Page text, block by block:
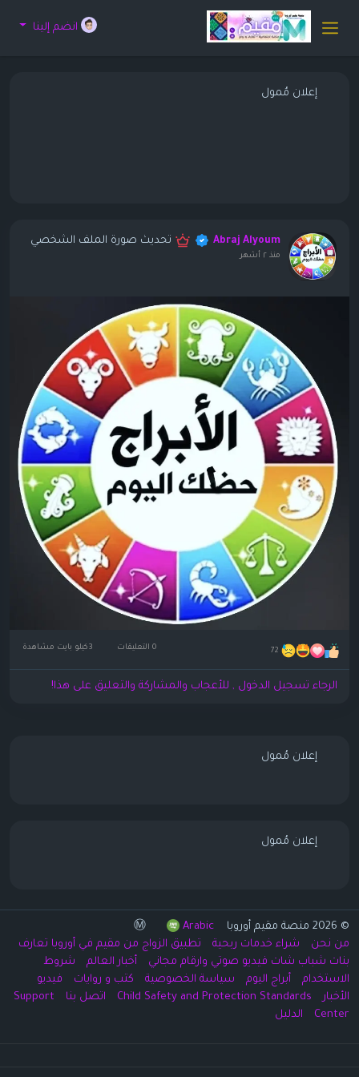
انضم إلينا
إعلان مُمول
Abraj Alyoum تحديث صورة الملف الشخصي
منذ ٢ أشهر
72 0 التعليقات
الرجاء تسجيل الدخول , للأعجاب والمشاركة والتعليق على هذا!
إعلان مُمول
إعلان مُمول
© 2026 منصة مقيم أوروبا Ⓜ️
Arabic
من نحن
شراء خدمات ربحية
تطبيق الزواج من مقيم في أوروبا تعارف
بنات شباب شات فيديو صوتي وارقام مجاني
أخبار العالم
شروط
الاستخدام
أبراج اليوم سياسة الخصوصية كتب و روايات
فيديو
الأخبار
Child Safety and Protection Standards اتصل بنا
Support
Center
الدليل